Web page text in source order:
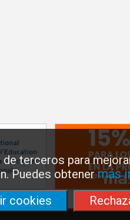
terceros para
Puedes obtenermás
cookies